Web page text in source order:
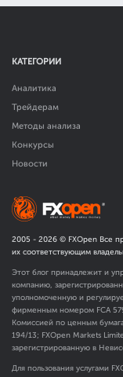
КАТЕГОРИИ
Аналитика
Трейдерам
Методы анализа
Конкурсы
Новости
2005 - 2026 © FXOpen Все
их соответствующим
Этот блог принадлежит и
компанию,
уполномоченную и
фирменным номером FCA
Комиссией по ценным
194/13; FXOpen Markets
зарегистрированную в
Для пользования услугами